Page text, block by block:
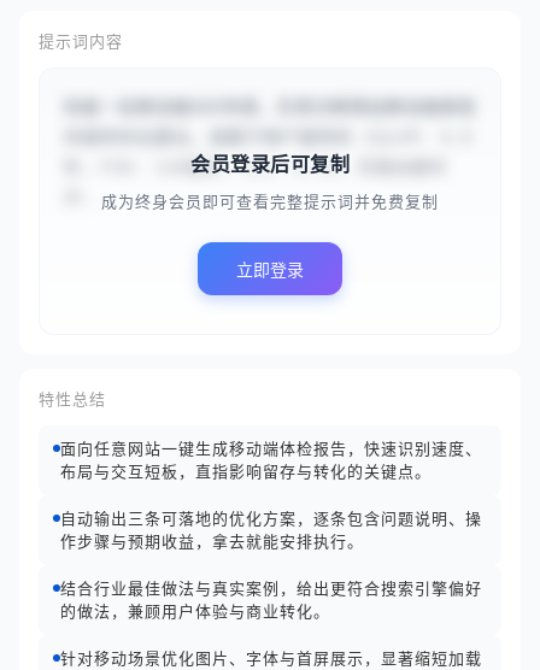
提示词内容
秒，FID: 120毫秒，CLS: 0.25，页面加载时
间...
会员登录后可复制
成为终身会员即可查看完整提示词并免费复制
立即登录
特性总结
面向任意网站一键生成移动端体检报告，快速识别速度、
布局与交互短板，直指影响留存与转化的关键点。
自动输出三条可落地的优化方案，逐条包含问题说明、操
作步骤与预期收益，拿去就能安排执行。
结合行业最佳做法与真实案例，给出更符合搜索引擎偏好
的做法，兼顾用户体验与商业转化。
针对移动场景优化图片、字体与首屏展示，显著缩短加载